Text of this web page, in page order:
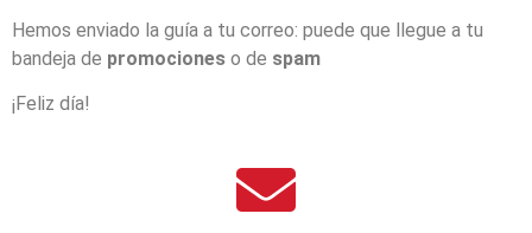
Hemos enviado la guía a tu correo: puede que llegue a tu
bandeja de promociones o de spam
¡Feliz día!